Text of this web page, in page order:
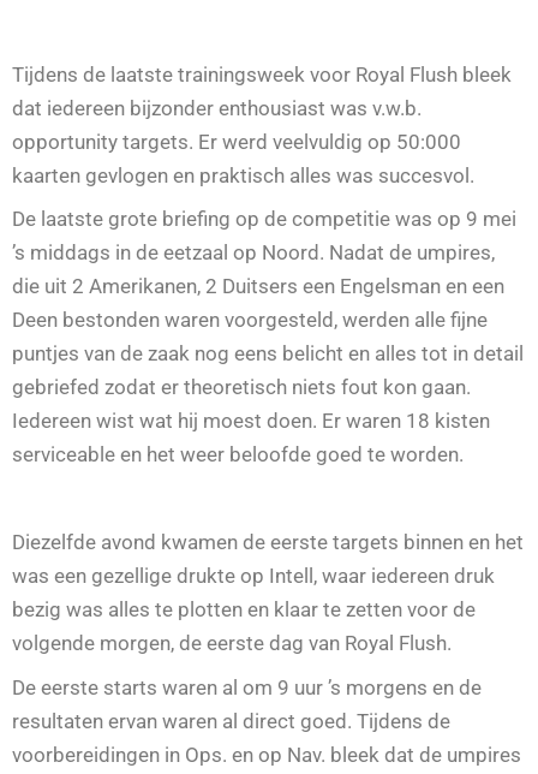
Tijdens de laatste trainingsweek voor Royal Flush bleek
dat iedereen bijzonder enthousiast was v.w.b.
opportunity targets. Er werd veelvuldig op 50:000
kaarten gevlogen en praktisch alles was succesvol.
De laatste grote briefing op de competitie was op 9 mei
’s middags in de eetzaal op Noord. Nadat de umpires,
die uit 2 Amerikanen, 2 Duitsers een Engelsman en een
Deen bestonden waren voorgesteld, werden alle fijne
puntjes van de zaak nog eens belicht en alles tot in detail
gebriefed zodat er theoretisch niets fout kon gaan.
Iedereen wist wat hij moest doen. Er waren 18 kisten
serviceable en het weer beloofde goed te worden.
Diezelfde avond kwamen de eerste targets binnen en het
was een gezellige drukte op Intell, waar iedereen druk
bezig was alles te plotten en klaar te zetten voor de
volgende morgen, de eerste dag van Royal Flush.
De eerste starts waren al om 9 uur ’s morgens en de
resultaten ervan waren al direct goed. Tijdens de
voorbereidingen in Ops. en op Nav. bleek dat de umpires